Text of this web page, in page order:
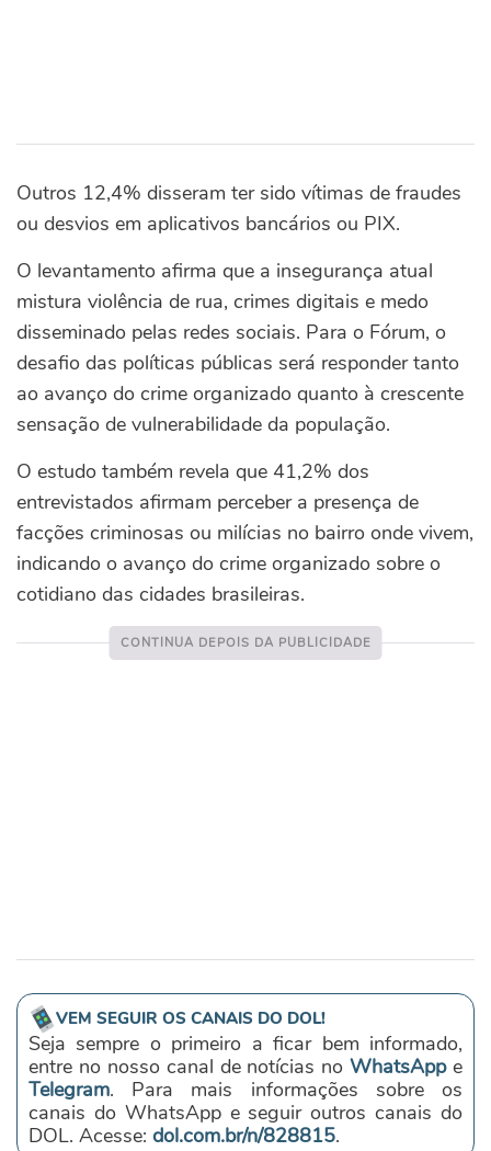
Outros 12,4% disseram ter sido vítimas de fraudes
ou desvios em aplicativos bancários ou PIX.
O levantamento afirma que a insegurança atual
mistura violência de rua, crimes digitais e medo
disseminado pelas redes sociais. Para o Fórum, o
desafio das políticas públicas será responder tanto
ao avanço do crime organizado quanto à crescente
sensação de vulnerabilidade da população.
O estudo também revela que 41,2% dos
entrevistados afirmam perceber a presença de
facções criminosas ou milícias no bairro onde vivem,
indicando o avanço do crime organizado sobre o
cotidiano das cidades brasileiras.
VEM SEGUIR OS CANAIS DO DOL!
Seja sempre o primeiro a ficar bem informado,
entre no nosso canal de notícias noWhatsAppe
Telegram. Para mais informações sobre os
canais do WhatsApp e seguir outros canais do
DOL. Acesse: dol.com.br/n/828815.